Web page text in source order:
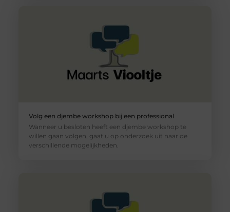
Volg een djembe workshop bij een professional
Wanneer u besloten heeft een djembe workshop te
willen gaan volgen, gaat u op onderzoek uit naar de
verschillende mogelijkheden.